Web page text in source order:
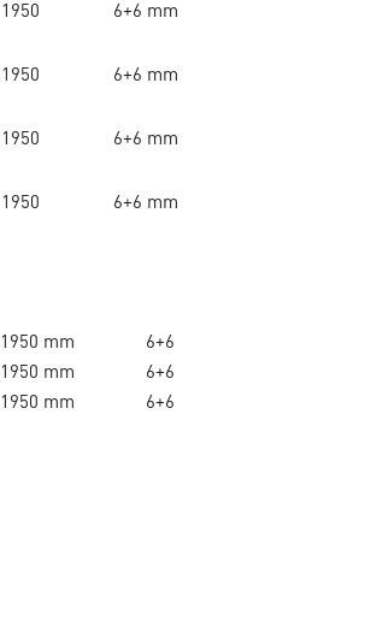
1950 6+6 mm
1950 6+6 mm
1950 6+6 mm
1950 6+6 mm
1950 mm
6+6
1950 mm
6+6
1950 mm 6+6